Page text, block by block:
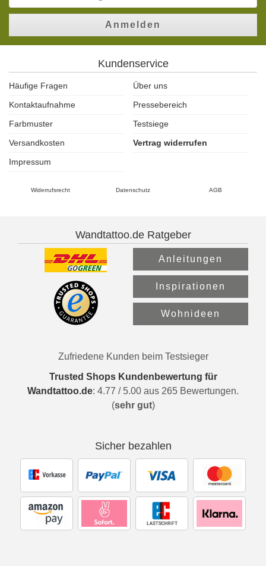
Anmelden
Kundenservice
Häufige Fragen
Über uns
Kontaktaufnahme
Pressebereich
Farbmuster
Testsiege
Versandkosten
Vertrag widerrufen
Impressum
Widerrufsrecht Datenschutz AGB
Wandtattoo.de Ratgeber
Anleitungen
Inspirationen
Wohnideen
Zufriedene Kunden beim Testsieger
Trusted Shops Kundenbewertung für
Wandtattoo.de: 4.77 / 5.00 aus 265 Bewertungen.
(sehr gut)
Sicher bezahlen